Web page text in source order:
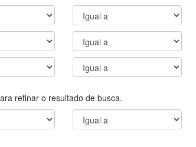
refinar o resultado de busca.